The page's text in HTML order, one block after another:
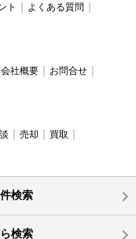
ト
よくある質問
会社概要
お問合せ
売却
買取
検索
検索